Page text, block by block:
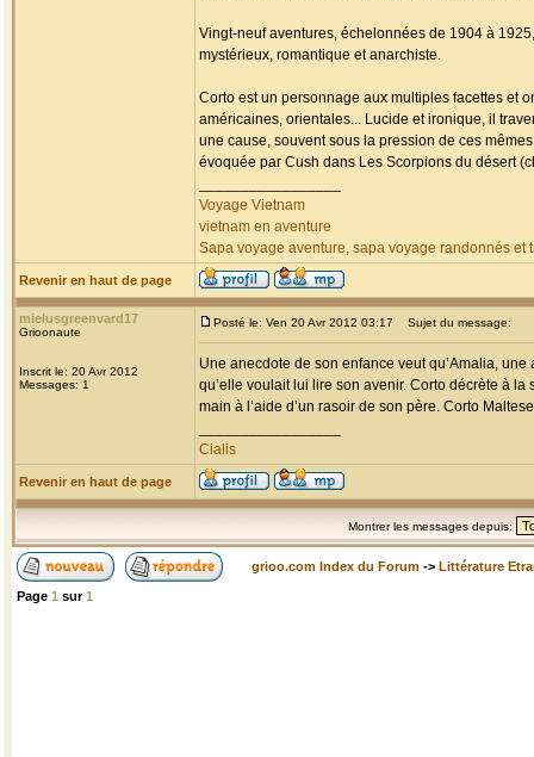
Vingt-neuf aventures, échelonnées de 1904 à
mystérieux, romantique et anarchiste.
Corto est un personnage aux multiples facettes et
américaines, orientales... Lucide et ironique, il
une cause, souvent sous la pression de ces
évoquée par Cush dans Les Scorpions du désert
Voyage Vietnam
vietnam en aventure
Sapa voyage aventure, sapa voyage randonnés et
Revenir en haut de page
mielusgreenvard17
Grioonaute
Inscrit le: 20 Avr 2012
Messages: 1
Posté le: Ven 20 Avr 2012 03:17 Sujet du message:
Une anecdote de son enfance veut qu’Amalia,
qu’elle voulait lui lire son avenir. Corto décrète à
main à l’aide d’un rasoir de son père. Corto
Cialis
Revenir en haut de page
Montrer les messages depuis:
grioo.com Index du Forum -> Littérature
Page 1 sur1